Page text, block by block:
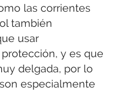
las corrientes
también
usar
y es que
delgada, por lo
especialmente